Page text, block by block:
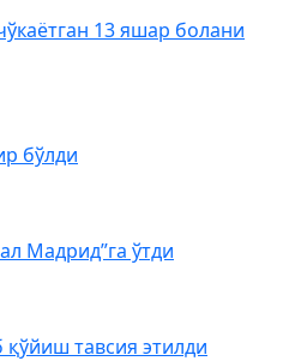
13 яшар болани
бўлди
Мадрид”га ўтди
қўйиш тавсия этилди